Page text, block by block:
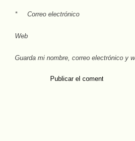
Correo electrónico
*
Web
Guarda mi nombre, correo electrónico y